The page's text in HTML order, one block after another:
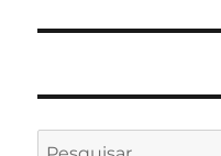
Pesquisar